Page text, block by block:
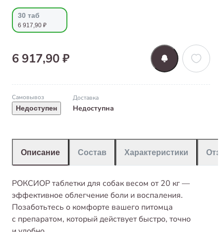
30 таб
6 917,90 ₽
6 917,90 ₽
Самовывоз
Недоступен
Доставка
Недоступна
Описание Состав Характеристики
РОКСИОР таблетки для собак весом от 20 кг —
эффективное облегчение боли и воспаления.
Позаботьтесь о комфорте вашего питомца
с препаратом, который действует быстро, точно